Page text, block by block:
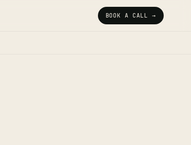
BOOK A CALL →